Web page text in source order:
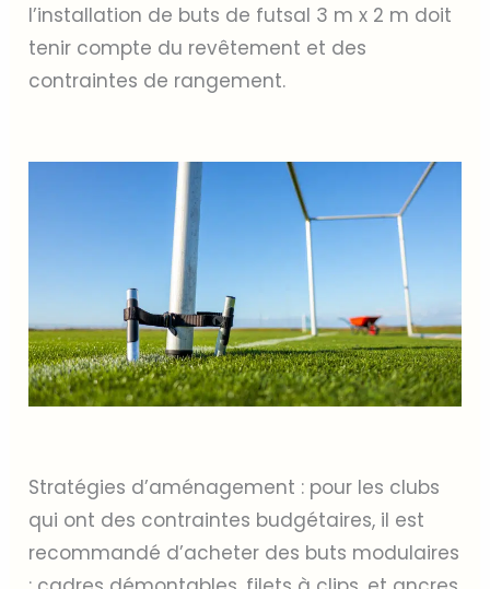
l’installation de buts de futsal 3 m x 2 m doit
tenir compte du revêtement et des
contraintes de rangement.
Stratégies d’aménagement : pour les clubs
qui ont des contraintes budgétaires, il est
recommandé d’acheter des buts modulaires